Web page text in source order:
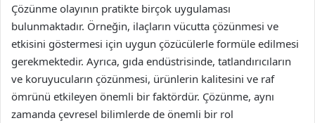
Çözünme olayının pratikte birçok uygulaması
bulunmaktadır. Örneğin, ilaçların vücutta çözünmesi ve
etkisini göstermesi için uygun çözücülerle formüle edilmesi
gerekmektedir. Ayrıca, gıda endüstrisinde, tatlandırıcıların
ve koruyucuların çözünmesi, ürünlerin kalitesini ve raf
ömrünü etkileyen önemli bir faktördür. Çözünme, aynı
zamanda çevresel bilimlerde de önemli bir rol